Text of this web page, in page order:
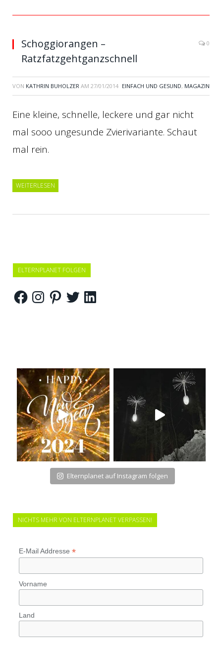
Schoggiorangen –
Ratzfatzgehtganzschnell
0
VON KATHRIN BUHOLZER AM 27/01/2014 EINFACH UND GESUND, MAGAZIN
Eine kleine, schnelle, leckere und gar nicht
mal sooo ungesunde Zvierivariante. Schaut
mal rein.
WEITERLESEN
ELTERNPLANET FOLGEN
FacebookInstagramPinterestTwitterLinkedIn
Elternplanet auf Instagram folgen
NICHTS MEHR VON ELTERNPLANET VERPASSEN!
E-Mail Addresse *
Vorname
Land